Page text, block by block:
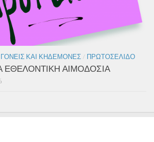
ΓΟΝΕΊΣ ΚΑΙ ΚΗΔΕΜΌΝΕΣ / ΠΡΩΤΟΣΈΛΙΔΟ
ΕΘΕΛΟΝΤΙΚΗ ΑΙΜΟΔΟΣΙΑ